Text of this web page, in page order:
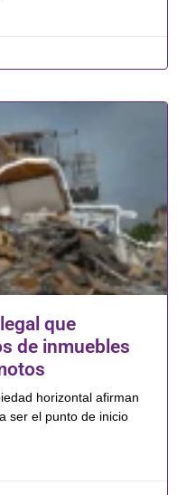
que
de inmuebles
horizontal afirman
ser el punto de inicio